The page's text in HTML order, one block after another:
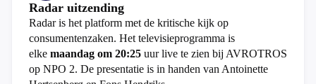
Radar uitzending
Radar is het platform met de kritische kijk op
consumentenzaken. Het televisieprogramma is
elke maandag om 20:25 uur live te zien bij AVROTROS
op NPO 2. De presentatie is in handen van Antoinette